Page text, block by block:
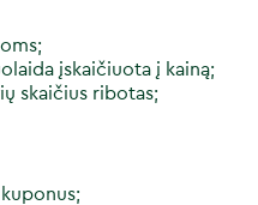
įskaičiuota į kainą;
skaičius ribotas;